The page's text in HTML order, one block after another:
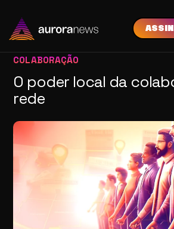
COLABORAÇÃO
O poder local da
rede